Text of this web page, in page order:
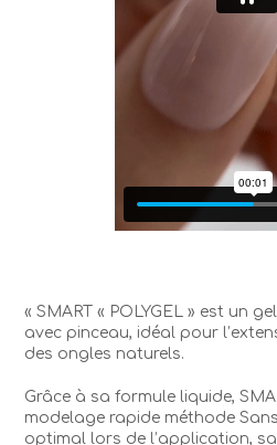
« SMART « POLYGEL » est un gel
avec pinceau, idéal pour
des ongles naturels.
Grâce à sa formule liquide,
modelage rapide méthode
optimal lors de l’application,